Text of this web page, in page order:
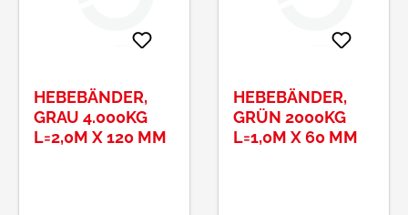
HEBEBÄNDER,
GRAU 4.000KG
L=2,0M X 120 MM
HEBEBÄNDER,
GRÜN 2000KG
L=1,0M X 60 MM